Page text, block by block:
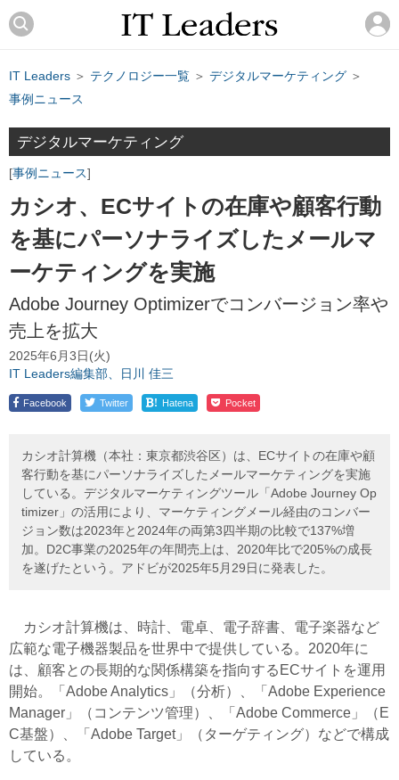
IT Leaders ＞ テクノロジー一覧 ＞ デジタルマーケティング ＞
事例ニュース
デジタルマーケティング
事例ニュース
カシオ、ECサイトの在庫や顧客行動
を基にパーソナライズしたメールマ
ーケティングを実施
Adobe Journey Optimizerでコンバージョン率や
売上を拡大
2025年6月3日(火)
IT Leaders編集部、日川 佳三
Facebook Twitter ! Hatena Pocket
カシオ計算機（本社：東京都渋谷区）は、ECサイトの在庫や顧
客行動を基にパーソナライズしたメールマーケティングを実施
している。デジタルマーケティングツール「Adobe Journey Op
timizer」の活用により、マーケティングメール経由のコンバー
ジョン数は2023年と2024年の両第3四半期の比較で137%増
加。D2C事業の2025年の年間売上は、2020年比で205%の成長
を遂げたという。アドビが2025年5月29日に発表した。
カシオ計算機は、時計、電卓、電子辞書、電子楽器など
広範な電子機器製品を世界中で提供している。2020年に
は、顧客との長期的な関係構築を指向するECサイトを運用
開始。「Adobe Analytics」（分析）、「Adobe Experience
Manager」（コンテンツ管理）、「Adobe Commerce」（E
C基盤）、「Adobe Target」（ターゲティング）などで構成
している。